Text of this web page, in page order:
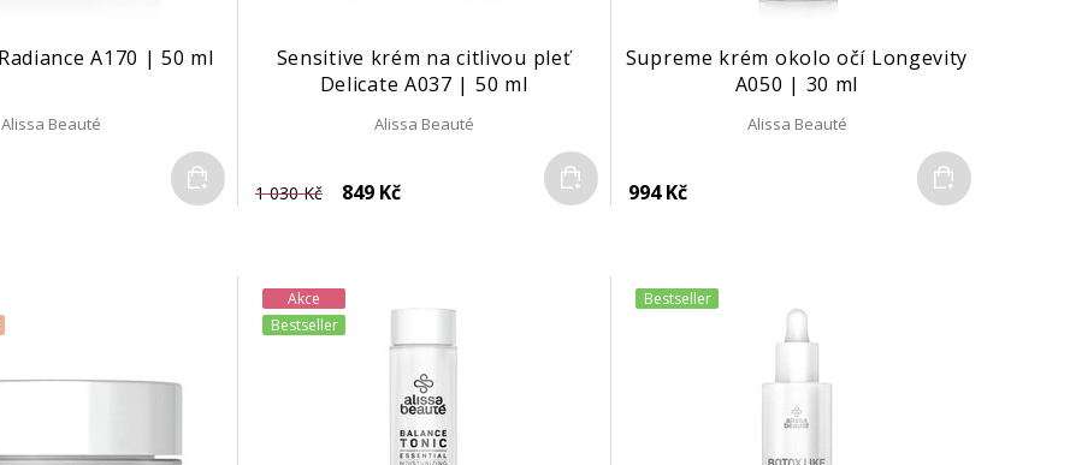
A170 | 50 ml
Alissa Beauté
Do košíku
Sensitive krém na citlivou pleť
Delicate A037 | 50 ml
Alissa Beauté
1 030 Kč 849 Kč
Do košíku
Supreme krém okolo očí Longevity
A050 | 30 ml
Alissa Beauté
994 Kč
Do košíku
Akce
Bestseller
Bestseller